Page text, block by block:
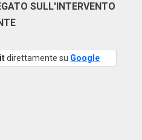
SULL'INTERVENTO
direttamente su Google